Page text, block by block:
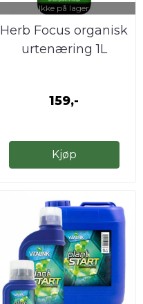
Ikke på lager
Herb Focus organisk
urtenæring 1L
159,-
Kjøp